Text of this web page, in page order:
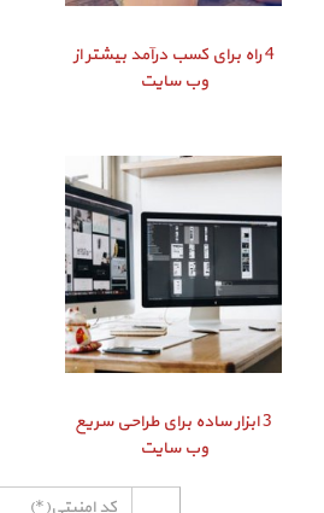
4 راه برای کسب درآمد بیشتر از
وب سایت
3 ابزار ساده برای طراحی سریع
وب سایت